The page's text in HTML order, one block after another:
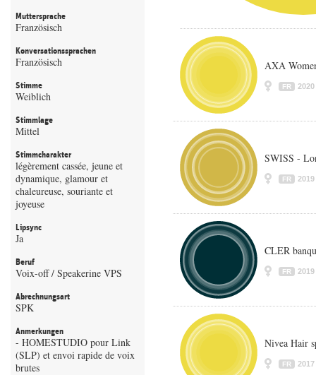
Muttersprache
Französisch
Konversationssprachen
Französisch
Stimme
Weiblich
Stimmlage
Mittel
Stimmcharakter
légèrement cassée, jeune et
dynamique, glamour et
chaleureuse, souriante et
joyeuse
Lipsync
Ja
Beruf
Voix-off / Speakerine VPS
Abrechnungsart
SPK
Anmerkungen
- HOMESTUDIO pour Link
(SLP) et envoi rapide de voix
brutes
AXA
FR 2020
SWISS -
FR 2019
CLER
FR 2019
Nivea Hair
FR 2017